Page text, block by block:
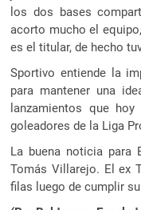
los dos bases
acorto mucho el
es el titular, de hecho
Sportivo entiende la
para mantener una
lanzamientos que
goleadores de la Liga
La buena noticia para
Tomás Villarejo. El ex
filas luego de cumplir